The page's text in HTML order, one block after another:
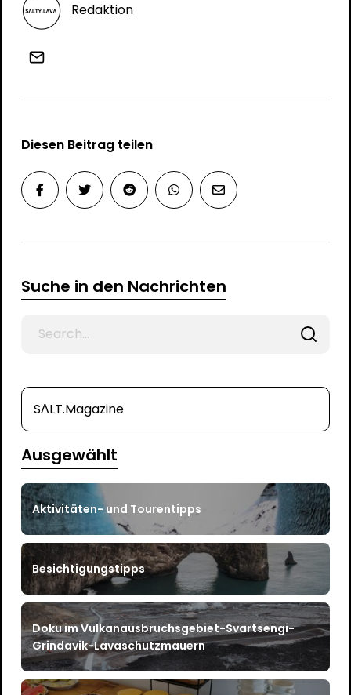
Redaktion
Diesen Beitrag teilen
Suche in den Nachrichten
SΛLT.Magazine
Ausgewählt
Aktivitäten- und Tourentipps
Besichtigungstipps
Doku im Vulkanausbruchsgebiet-Svartsengi-
Grindavik-Lavaschutzmauern